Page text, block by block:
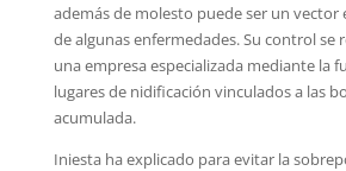
además de molesto puede ser un vector
de algunas enfermedades. Su control se
una empresa especializada mediante la
lugares de nidificación vinculados a las
acumulada.
Iniesta ha explicado para evitar la